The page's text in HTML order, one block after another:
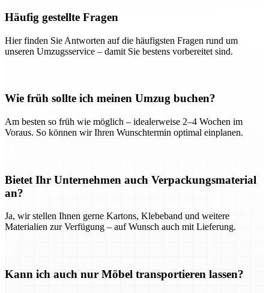
Häufig gestellte Fragen
Hier finden Sie Antworten auf die häufigsten Fragen rund um
unseren Umzugsservice – damit Sie bestens vorbereitet sind.
Wie früh sollte ich meinen Umzug buchen?
Am besten so früh wie möglich – idealerweise 2–4 Wochen im
Voraus. So können wir Ihren Wunschtermin optimal einplanen.
Bietet Ihr Unternehmen auch Verpackungsmaterial
an?
Ja, wir stellen Ihnen gerne Kartons, Klebeband und weitere
Materialien zur Verfügung – auf Wunsch auch mit Lieferung.
Kann ich auch nur Möbel transportieren lassen?